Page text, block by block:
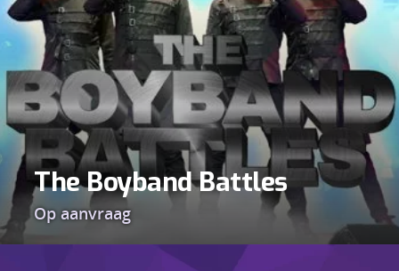
The Boyband Battles
Op aanvraag